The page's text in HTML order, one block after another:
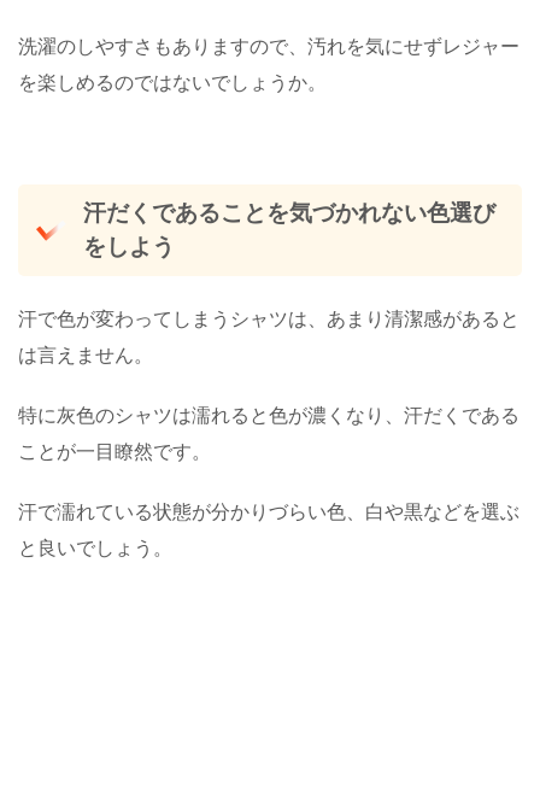
洗濯のしやすさもありますので、汚れを気にせずレジャー
を楽しめるのではないでしょうか。
汗だくであることを気づかれない色選び
をしよう
汗で色が変わってしまうシャツは、あまり清潔感があると
は言えません。
特に灰色のシャツは濡れると色が濃くなり、汗だくである
ことが一目瞭然です。
汗で濡れている状態が分かりづらい色、白や黒などを選ぶ
と良いでしょう。